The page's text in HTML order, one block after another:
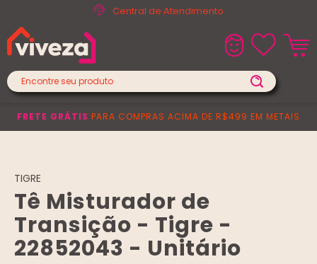
Central de Atendimento
FRETE GRÁTIS PARA COMPRAS ACIMA DE R$499 EM METAIS
TIGRE
Tê Misturador de
Transição - Tigre -
22852043 - Unitário